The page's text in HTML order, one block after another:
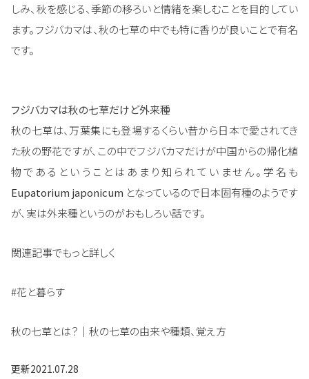
しみ、秋を感じる、季節の移ろいと情緒を楽しむことを目的してい
ます。フジバカマは、秋の七草の中でも特に香りが良いことで有名
です。
フジバカマは秋の七草だけど外来種
秋の七草は、万葉集にも登場するくらい昔から日本で愛されてき
た秋の野花ですが、この中でフジバカマだけが中国からの帰化植
物であるということはあまり知られていません。学名も
Eupatorium japonicum となっているので日本固有種のようです
が、実は外来種というのがおもしろい話です。
関連記事でもっと詳しく
#花と暮らす
秋の七草とは？｜秋の七草の由来や種類、覚え方
更新2021.07.28